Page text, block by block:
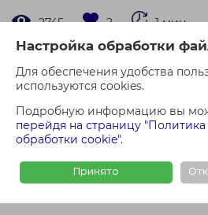
Настройка обработки
Для обеспечения удобства
используются cookies.
Подробную информацию вы
перейдя на страницу
обработки cookie".
Принято
2745 2 1 мин.
Минске:
Договор задатка - это
сторона (покупатель) передает
(продавцу) определенную сумму
будущей оплаты по договору
квартиры.